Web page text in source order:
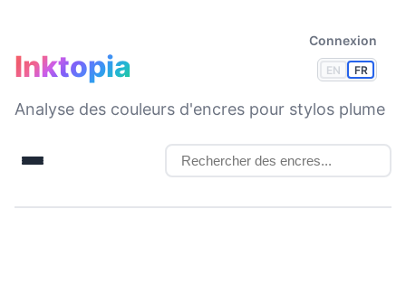
EN FR
Connexion
Inktopia
Analyse des couleurs d'encres pour stylos plume